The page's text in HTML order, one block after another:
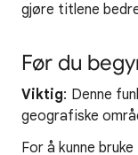
gjøre titlene
Før du
Viktig: Denne
geografiske
For å kunne